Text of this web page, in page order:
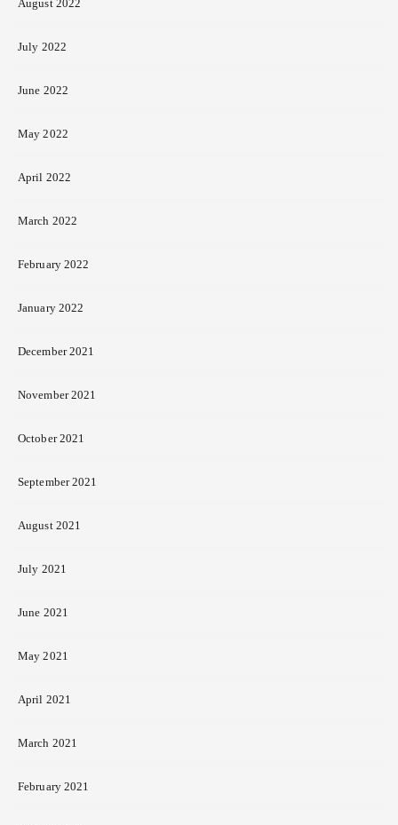
August 2022
July 2022
June 2022
May 2022
April 2022
March 2022
February 2022
January 2022
December 2021
November 2021
October 2021
September 2021
August 2021
July 2021
June 2021
May 2021
April 2021
March 2021
February 2021